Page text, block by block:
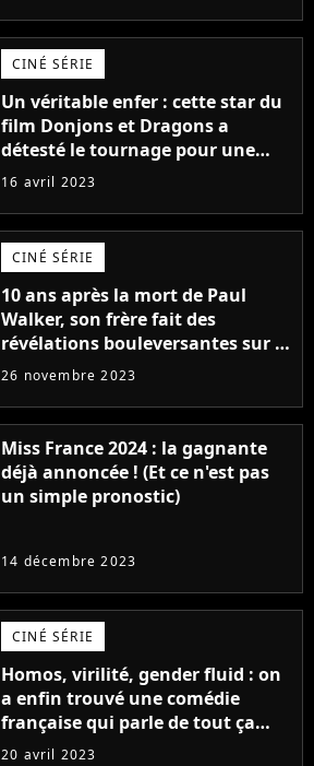
CINÉ SÉRIE
Un véritable enfer : cette star du
film Donjons et Dragons a
détesté le tournage pour une
raison très spéciale
16 avril 2023
CINÉ SÉRIE
10 ans après la mort de Paul
Walker, son frère fait des
révélations bouleversantes sur la
réaction des acteurs de Fast and
26 novembre 2023
Miss France 2024 : la gagnante
déjà annoncée ! (Et ce n'est pas
un simple pronostic)
14 décembre 2023
CINÉ SÉRIE
Homos, virilité, gender fluid : on
a enfin trouvé une comédie
française qui parle de tout ça
sans être super ringarde
20 avril 2023